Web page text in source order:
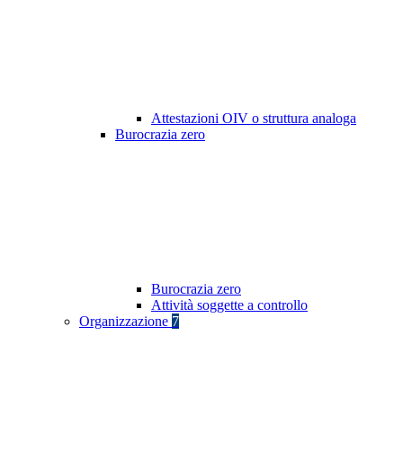
Attestazioni OIV o struttura analoga
Burocrazia zero
Burocrazia zero
Attività soggette a controllo
Organizzazione 7